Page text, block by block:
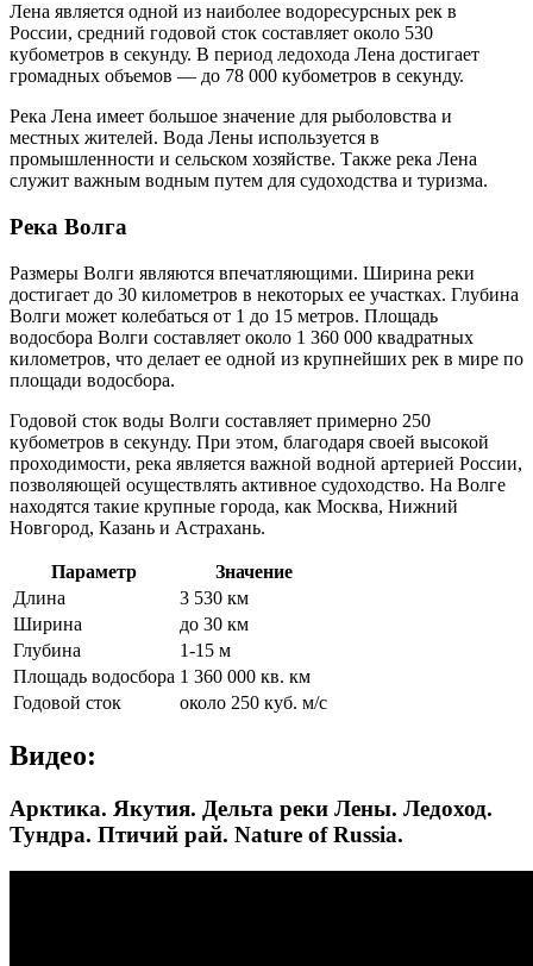
Лена является одной из наиболее водоресурсных рек в
России, средний годовой сток составляет около 530
кубометров в секунду. В период ледохода Лена достигает
громадных объемов — до 78 000 кубометров в секунду.
Река Лена имеет большое значение для рыболовства и
местных жителей. Вода Лены используется в
промышленности и сельском хозяйстве. Также река Лена
служит важным водным путем для судоходства и туризма.
Река Волга
Размеры Волги являются впечатляющими. Ширина реки
достигает до 30 километров в некоторых ее участках. Глубина
Волги может колебаться от 1 до 15 метров. Площадь
водосбора Волги составляет около 1 360 000 квадратных
километров, что делает ее одной из крупнейших рек в мире по
площади водосбора.
Годовой сток воды Волги составляет примерно 250
кубометров в секунду. При этом, благодаря своей высокой
проходимости, река является важной водной артерией России,
позволяющей осуществлять активное судоходство. На Волге
находятся такие крупные города, как Москва, Нижний
Новгород, Казань и Астрахань.
Параметр
Значение
Длина
3 530 км
Ширина
до 30 км
Глубина
1-15 м
Площадь водосбора 1 360 000 кв. км
Годовой сток
около 250 куб. м/с
Видео:
Арктика. Якутия. Дельта реки Лены. Ледоход.
Тундра. Птичий рай. Nature of Russia.